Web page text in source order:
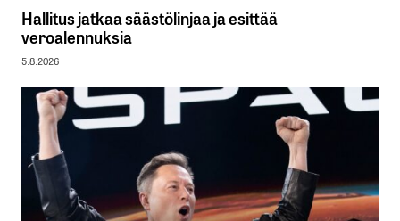
Hallitus jatkaa säästölinjaa ja esittää
veroalennuksia
5.8.2026